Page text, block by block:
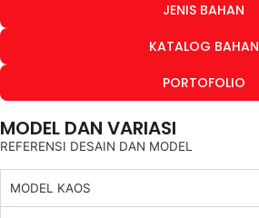
JENIS BAHAN
KATALOG BAHAN
PORTOFOLIO
MODEL DAN VARIASI
REFERENSI DESAIN DAN MODEL
MODEL KAOS